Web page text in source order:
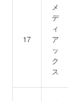
17
メ
デ
ィ
ア
ッ
ク
ス